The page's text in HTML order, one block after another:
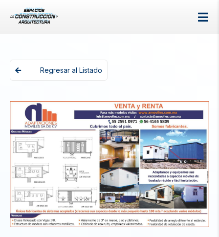
Regresar al Listado